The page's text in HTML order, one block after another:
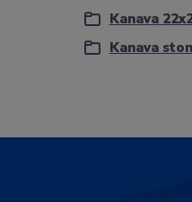
Kanava
Kanava